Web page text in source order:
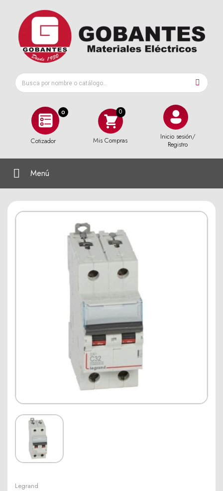
0
Cotizador Mis Compras
Inicio sesión/
Registro
Menú
Legrand